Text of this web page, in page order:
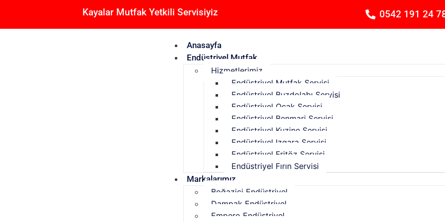
Kayalar Mutfak Yetkili Servisiyiz 0542 191 24
Anasayfa
Endüstriyel Mutfak
Hizmetlerimiz
Endüstriyel Mutfak Servisi
Endüstriyel Buzdolabı Servisi
Endüstriyel Ocak Servisi
Endüstriyel Benmari Servisi
Endüstriyel Kuzine Servisi
Endüstriyel Izgara Servisi
Endüstriyel Fritöz Servisi
Endüstriyel Fırın Servisi
Markalarımız
Boğaziçi Endüstriyel
Dampak Endüstriyel
Empero Endüstriyel